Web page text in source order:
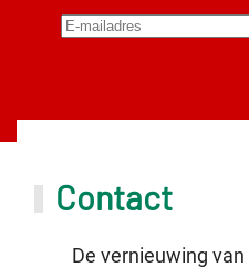
Contact
De vernieuwing